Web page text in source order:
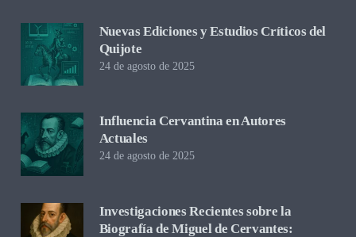
Nuevas Ediciones y Estudios Críticos del
Quijote
24 de agosto de 2025
Influencia Cervantina en Autores
Actuales
24 de agosto de 2025
Investigaciones Recientes sobre la
Biografía de Miguel de Cervantes: